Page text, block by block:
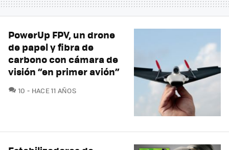
PowerUp FPV, un drone
de papel y fibra de
carbono con cámara de
visión “en primer avión”
10 COMENTARIOS
HACE 11 AÑOS